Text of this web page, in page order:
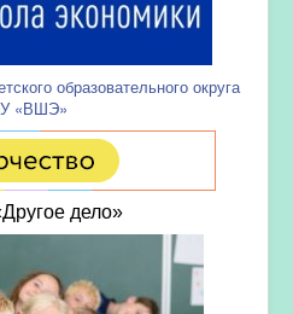
образовательного округа
«ВШЭ»
дело»